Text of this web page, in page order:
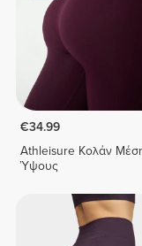
€34.99
Athleisure Κολάν
Ύψους